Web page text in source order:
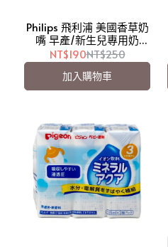
Philips 飛利浦 美國香草奶
嘴 早產/新生兒專用奶
嘴-3號天然(香草奶嘴-無
香味)(缺口造型設計)【愛
吾兒】
NT$190NT$250
加入購物車